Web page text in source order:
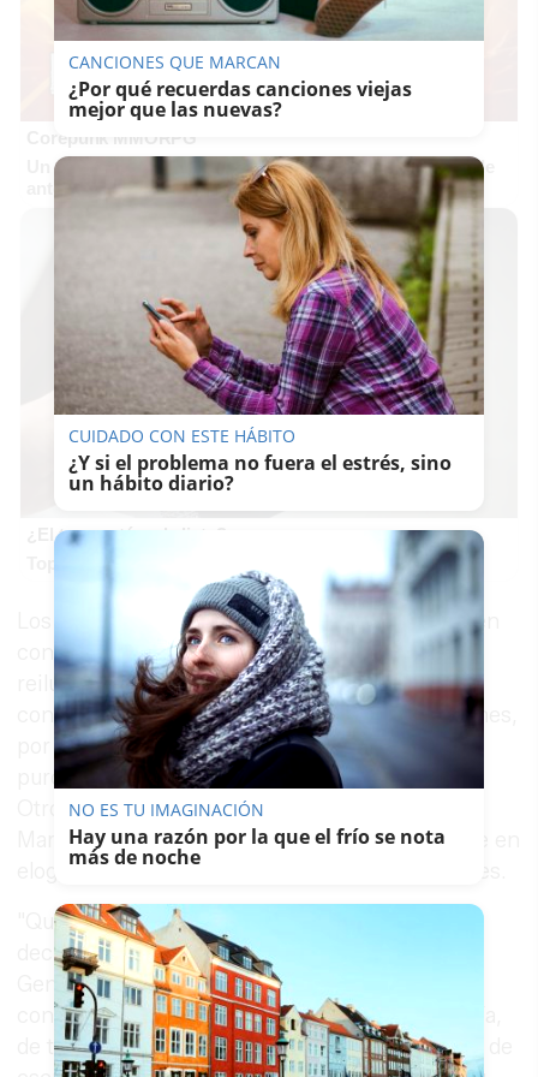
Corepunk MMORPG
Un verdadero MMORPG de la vieja escuela ¡Cómo los de
antes, pero mejor!
¿El tuyo está en la lista?
Los críticos con la labor del sevillano, o más bien
con su falta depunch, respiran aliviados,
reilusionados; los que apostaban por la
continuidad de Espadas también están conformes,
por simpatía con el carisma de la elegida, o por
puro pragmatismo para seguir sobreviviendo.
Otros, como la ex alcaldesa y diputada jerezana
Mamen Sánchez, no han dudado en deshacerse en
elogios y estallar de euforia en sus redes sociales.
"Querida María Jesús Montero te aplaudo tu
decisión valiente de presentarte a la Secretaría
General del PSOE de Andalucía. Quienes te
conocemos sabemos de tu fuerza, de tu empatía,
de tu inteligencia, de tu dotes de negociación y de
CANCIONES QUE MARCAN
¿Por qué recuerdas canciones viejas
mejor que las nuevas?
CUIDADO CON ESTE HÁBITO
¿Y si el problema no fuera el estrés, sino
un hábito diario?
NO ES TU IMAGINACIÓN
Hay una razón por la que el frío se nota
más de noche